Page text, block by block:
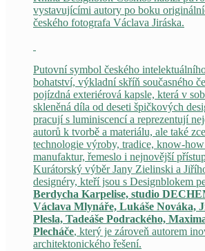
vystavujícími autory po boku
českého fotografa Václava Jiráska.
Putovní symbol českého
bohatství, výkladní skříň současného
pojízdná exteriérová kapsle, která v
skleněná díla od deseti špičkových
pracují s luminiscencí a reprezentují
autorů k tvorbě a materiálu, ale také
technologie výroby, tradice, know-
manufaktur, řemeslo i nejnovější
Kurátorský výběr Jany Zielinski a
designéry, kteří jsou s Designblokem
Berdycha Karpelise, studio
Václava Mlynáře, Lukáše Nováka,
Plesla, Tadeáše Podrackého,
Plecháče, který je zároveň autorem
architektonického řešení.